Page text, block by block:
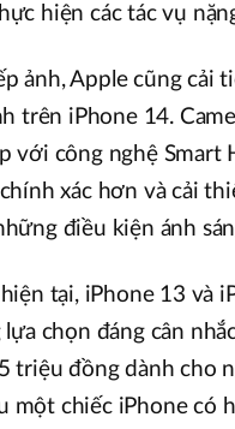
hiện các tác vụ
ảnh, Apple cũng cải
trên iPhone 14.
với công nghệ Smart
xác hơn và cải
điều kiện ánh
tại, iPhone 13 và
chọn đáng cân
triệu đồng dành cho
một chiếc iPhone có